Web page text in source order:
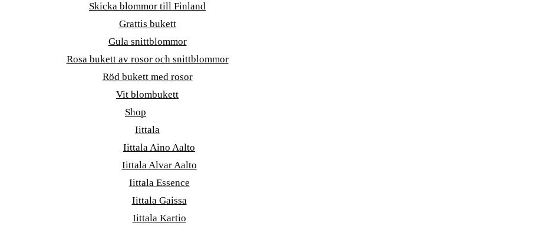
Skicka blommor till Finland
Grattis bukett
Gula snittblommor
Rosa bukett av rosor och snittblommor
Röd bukett med rosor
Vit blombukett
Shop
Iittala
Iittala Aino Aalto
Iittala Alvar Aalto
Iittala Essence
Iittala Gaissa
Iittala Kartio